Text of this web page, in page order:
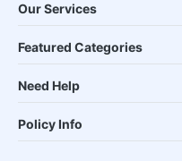
Our Services
Featured Categories
Need Help
Policy Info